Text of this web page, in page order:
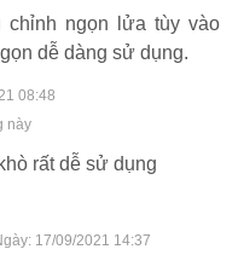
chỉnh ngọn lửa tùy vào
dễ dàng sử dụng.
08:48
này
rất dễ sử dụng
17/09/2021 14:37